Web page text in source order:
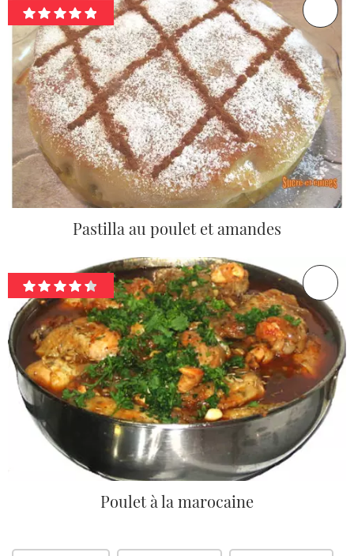
Pastilla au poulet et amandes
Poulet à la marocaine